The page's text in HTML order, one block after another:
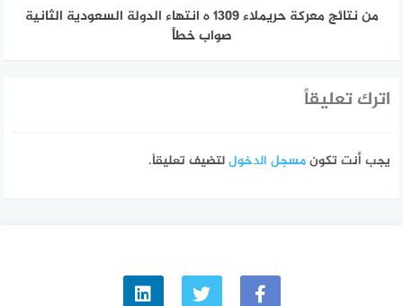
من نتائج معركة حريملاء 1309 ه انتهاء الدولة السعودية الثانية
صواب خطأ
اترك تعليقاً
يجب أنت تكونمسجل الدخوللتضيف تعليقاً.